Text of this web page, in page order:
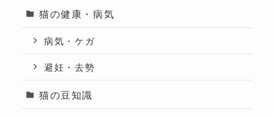
猫の健康・病気
病気・ケガ
避妊・去勢
猫の豆知識